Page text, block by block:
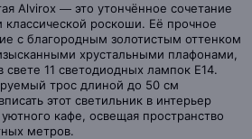
Alvirox — это утончённое сочетание
классической роскоши. Её прочное
с благородным золотистым оттенком
хрустальными плафонами,
11 светодиодных лампок E14.
трос длиной до 50 см
этот светильник в интерьер
кафе, освещая пространство
метров.